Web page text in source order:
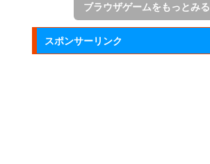
ブラウザゲームをもっとみる
スポンサーリンク